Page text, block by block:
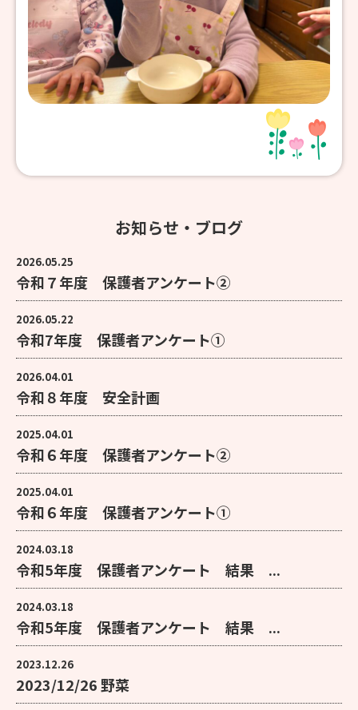
お知らせ・ブログ
2026.05.25
令和７年度 保護者アンケート②
2026.05.22
令和7年度 保護者アンケート①
2026.04.01
令和８年度 安全計画
2025.04.01
令和６年度 保護者アンケート②
2025.04.01
令和６年度 保護者アンケート①
2024.03.18
令和5年度 保護者アンケート 結果 ...
2024.03.18
令和5年度 保護者アンケート 結果 ...
2023.12.26
2023/12/26 野菜